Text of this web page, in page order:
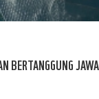
BERTANGGUNG